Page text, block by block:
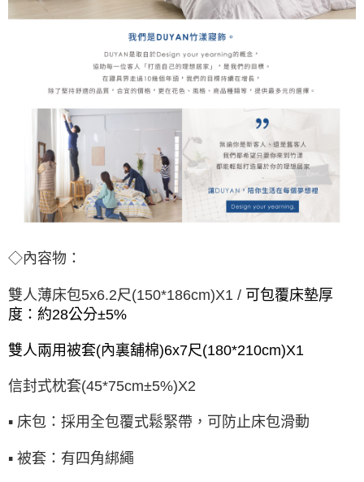
◇內容物：
雙人薄床包5x6.2尺(150*186cm)X1 / 可包覆床墊厚
度：約28公分±5%
雙人兩用被套(內裏舖棉)6x7尺(180*210cm)X1
信封式枕套(45*75cm±5%)X2
▪ 床包：採用全包覆式鬆緊帶，可防止床包滑動
▪ 被套：有四角綁繩